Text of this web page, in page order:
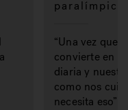
paralímpica
“Una vez que
convierte en
diaria y
como nos
necesita eso”.